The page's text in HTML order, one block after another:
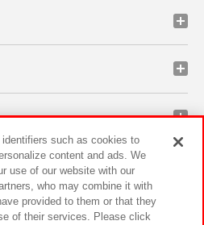
such as cookies to
content and ads. We
use of our website with our
who may combine it with
provided to them or that they
of their services. Please click